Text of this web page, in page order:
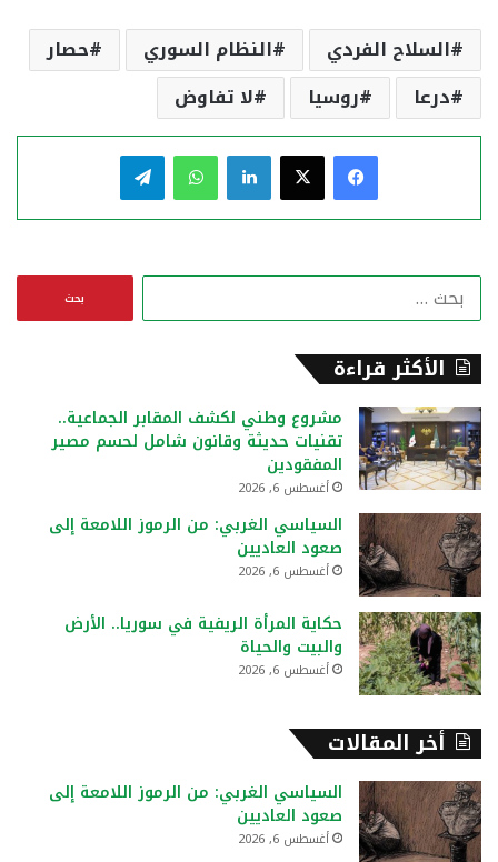
السلاح الفردي النظام السوري
حصار
درعا
روسيا لا تفاوض
فيسبوك لينكدإن واتساب
ن
الأكثر قراءة
مشروع وطني لكشف المقابر الجماعية..
تقنيات حديثة وقانون شامل لحسم مصير
المفقودين
أغسطس 6, 2026
السياسي الغربي: من الرموز اللامعة إلى
صعود العاديين
أغسطس 6, 2026
حكاية المرأة الريفية في سوريا.. الأرض
والبيت والحياة
أغسطس 6, 2026
أخر المقالات
السياسي الغربي: من الرموز اللامعة إلى
صعود العاديين
أغسطس 6, 2026